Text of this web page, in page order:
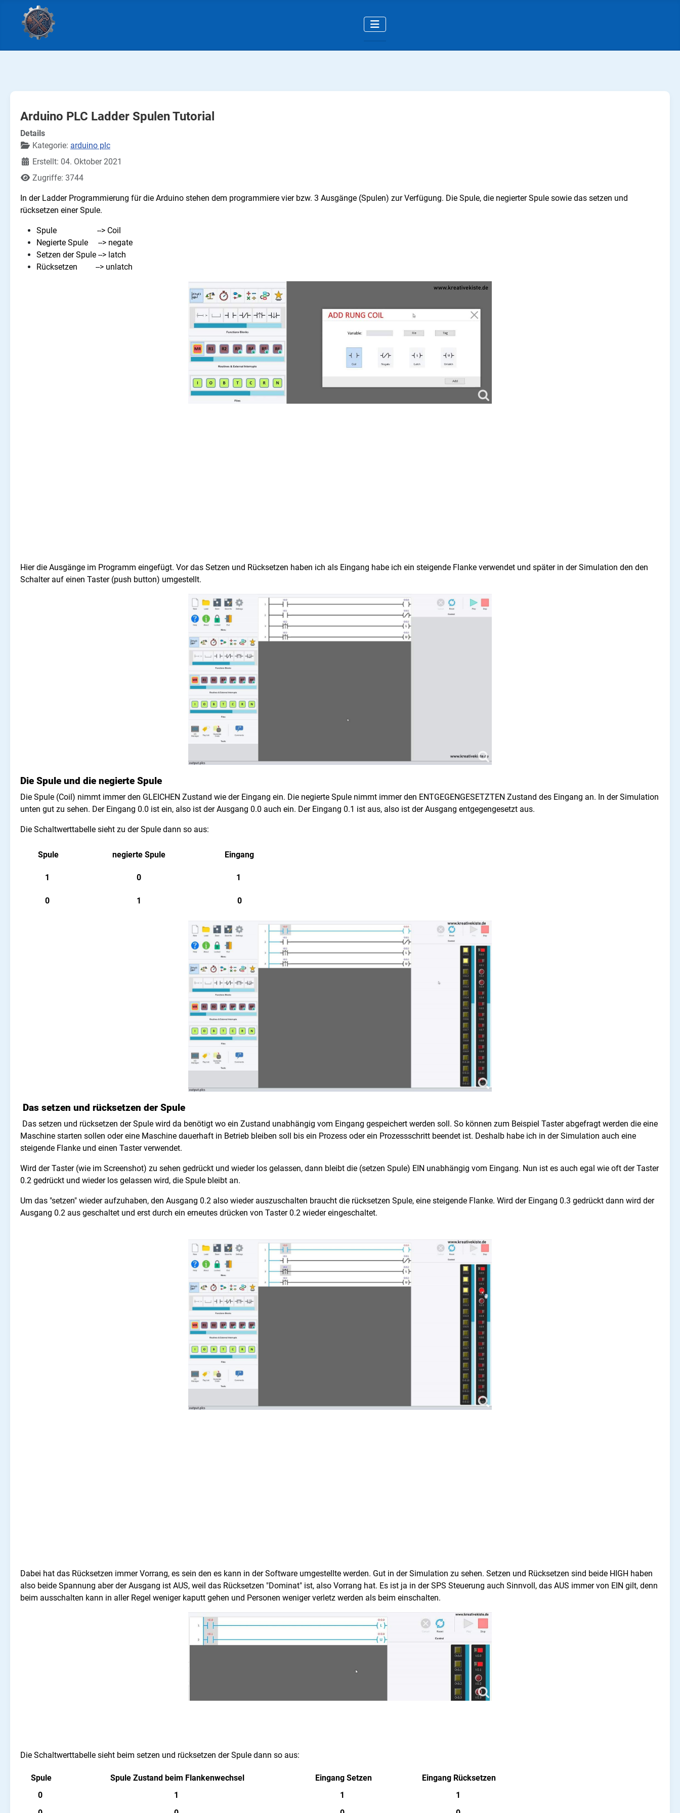
Arduino PLC Ladder Spulen Tutorial
Details
Kategorie: arduino plc
Erstellt: 04. Oktober 2021
Zugriffe: 3744
In der Ladder Programmierung für die Arduino stehen dem programmiere vier bzw. 3 Ausgänge (Spulen) zur Verfügung. Die Spule, die negierter Spule sowie das setzen und
rücksetzen einer Spule.
Spule --> Coil
Negierte Spule --> negate
Setzen der Spule --> latch
Rücksetzen --> unlatch
Hier die Ausgänge im Programm eingefügt. Vor das Setzen und Rücksetzen haben ich als Eingang habe ich ein steigende Flanke verwendet und später in der Simulation den den
Schalter auf einen Taster (push button) umgestellt.
Die Spule und die negierte Spule
Die Spule (Coil) nimmt immer den GLEICHEN Zustand wie der Eingang ein. Die negierte Spule nimmt immer den ENTGEGENGESETZTEN Zustand des Eingang an. In der Simulation
unten gut zu sehen. Der Eingang 0.0 ist ein, also ist der Ausgang 0.0 auch ein. Der Eingang 0.1 ist aus, also ist der Ausgang entgegengesetzt aus.
Die Schaltwerttabelle sieht zu der Spule dann so aus:
Spule negierte Spule Eingang
1 0 1
0 1 0
Das setzen und rücksetzen der Spule
Das setzen und rücksetzen der Spule wird da benötigt wo ein Zustand unabhängig vom Eingang gespeichert werden soll. So können zum Beispiel Taster abgefragt werden die eine
Maschine starten sollen oder eine Maschine dauerhaft in Betrieb bleiben soll bis ein Prozess oder ein Prozessschritt beendet ist. Deshalb habe ich in der Simulation auch eine
steigende Flanke und einen Taster verwendet.
Wird der Taster (wie im Screenshot) zu sehen gedrückt und wieder los gelassen, dann bleibt die (setzen Spule) EIN unabhängig vom Eingang. Nun ist es auch egal wie oft der Taster
0.2 gedrückt und wieder los gelassen wird, die Spule bleibt an.
Um das "setzen" wieder aufzuhaben, den Ausgang 0.2 also wieder auszuschalten braucht die rücksetzen Spule, eine steigende Flanke. Wird der Eingang 0.3 gedrückt dann wird der
Ausgang 0.2 aus geschaltet und erst durch ein erneutes drücken von Taster 0.2 wieder eingeschaltet.
Dabei hat das Rücksetzen immer Vorrang, es sein den es kann in der Software umgestellte werden. Gut in der Simulation zu sehen. Setzen und Rücksetzen sind beide HIGH haben
also beide Spannung aber der Ausgang ist AUS, weil das Rücksetzen "Dominat" ist, also Vorrang hat. Es ist ja in der SPS Steuerung auch Sinnvoll, das AUS immer von EIN gilt, denn
beim ausschalten kann in aller Regel weniger kaputt gehen und Personen weniger verletz werden als beim einschalten.
Die Schaltwerttabelle sieht beim setzen und rücksetzen der Spule dann so aus:
Spule Spule Zustand beim Flankenwechsel Eingang Setzen
Eingang Rücksetzen
0
1 1
1